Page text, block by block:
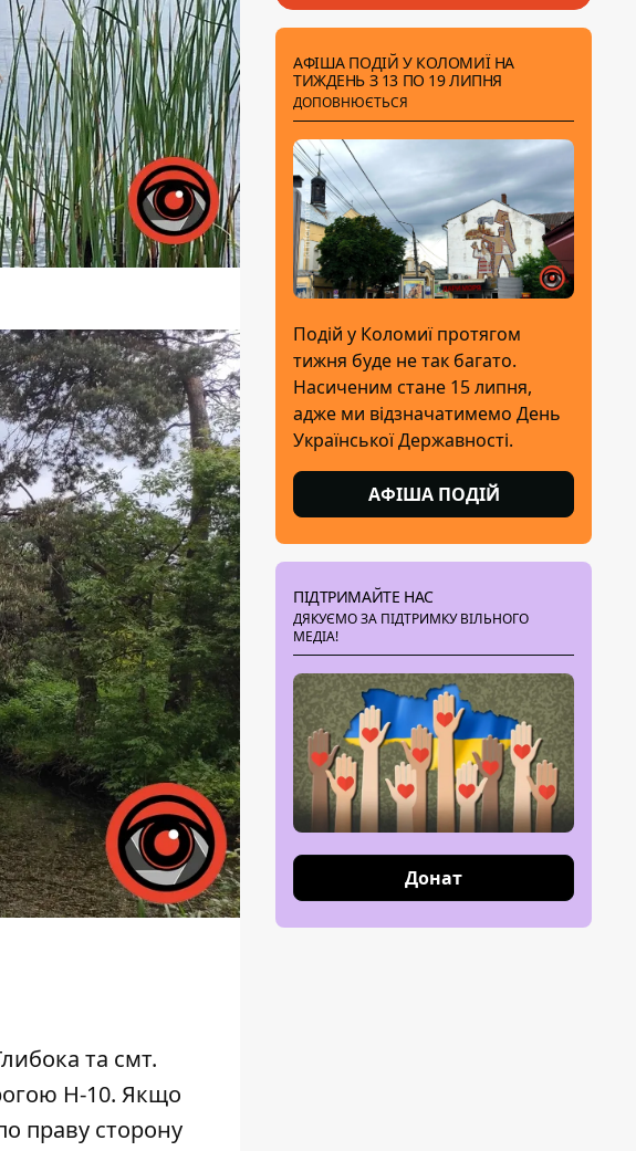
та смт.
Н-10. Якщо
праву сторону
АФІША ПОДІЙ У КОЛОМИЇ НА
ТИЖДЕНЬ З 13 ПО 19 ЛИПНЯ
ДОПОВНЮЄТЬСЯ
Подій у Коломиї протягом
тижня буде не так багато.
Насиченим стане 15 липня,
адже ми відзначатимемо День
Української Державності.
АФІША ПОДІЙ
ПІДТРИМАЙТЕ НАС
ДЯКУЄМО ЗА ПІДТРИМКУ ВІЛЬНОГО
МЕДІА!
Донат